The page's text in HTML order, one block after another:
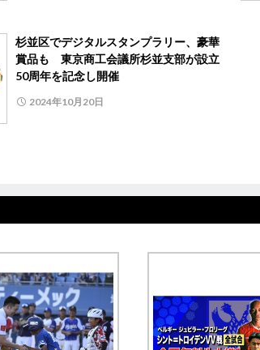
杉並区でデジタルスタンプラリー、豪華
賞品も 東京商工会議所杉並支部が設立
50周年を記念し開催
2024年10月20日